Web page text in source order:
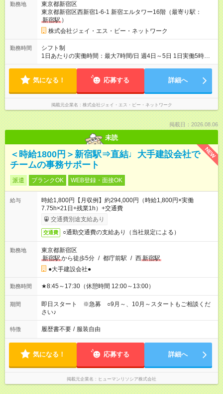
勤務地
東京都新宿区
東京都新宿区西新宿1-6-1 新宿エルタワー16階（最寄り駅：
新宿駅 ）
株式会社ジェイ・エス・ビー・ネットワーク
勤務時間
シフト制
1日あたりの実働時間：最大7時間/日 週4日～5日 1日実働5時間
～（30～60分休憩あり） ※応相談 10～3月は繁忙期の為、土日
す。 1ヶ月毎にシフトの希望をお伺いしますのでプライベートも
気になる！ 応募する 詳細へ
掲載元企業名 株式会社ジェイ・エス・ビー・ネットワーク
掲載日：2026.08.06
未読
NEW
＜時給1800円＞新宿駅⇒直結♩大手建設会社で
チームの事務サポート
派遣 ブランクOK WEB登録・面接OK
給与
時給1,800円【月収例】約294,000円（時給1,800円×実働
7.75h×21日+残業1h）+交通費
交通費別途支給あり
交通費 ○通勤交通費の支給あり（当社規定による）
勤務地
東京都新宿区
新宿駅から徒歩5分 / 都庁前駅 / 西新宿駅
●大手建設会社●
勤務時間 ★8:45～17:30（休憩時間 12:00～13:00）
期間
即日スタート ※急募 ○9月～、10月～スタートもご相談くだ
さい♪
特徴 履歴書不要 / 服装自由
気になる！ 応募する 詳細へ
掲載元企業名 ヒューマンリソシア株式会社